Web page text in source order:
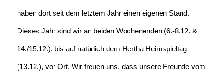
haben dort seit dem letztem Jahr einen eigenen Stand.
Dieses Jahr sind wir an beiden Wochenenden (6.-8.12. &
14./15.12.), bis auf natürlich dem Hertha Heimspieltag
(13.12.), vor Ort. Wir freuen uns, dass unsere Freunde vom